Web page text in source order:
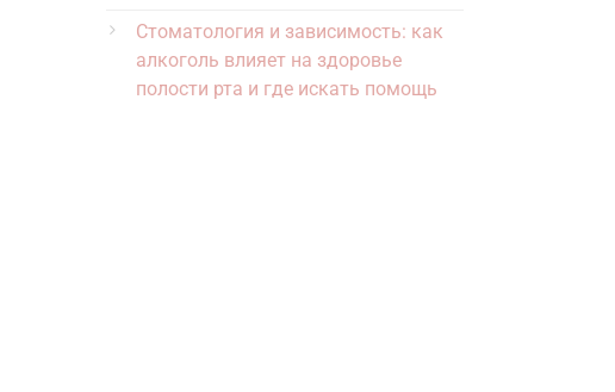
Стоматология и зависимость: как
алкоголь влияет на здоровье
полости рта и где искать помощь